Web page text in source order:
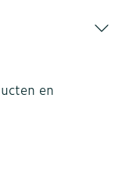
en